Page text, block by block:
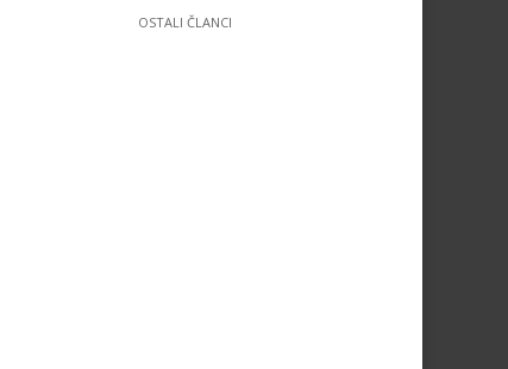
OSTALI ČLANCI